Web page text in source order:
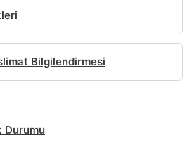
SEÇENEKLERİ
Bilgilendirmesi
DurumuTABLOSU
Of Use
ipsum
bilgileri giriniz.
sn
sn